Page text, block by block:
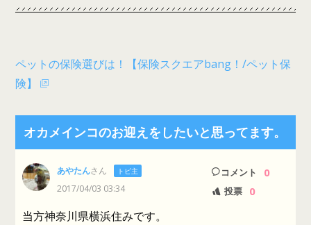
ペットの保険選びは！【保険スクエアbang！/ペット保
険】
オカメインコのお迎えをしたいと思ってます。
あやたんさん トピ主
2017/04/03 03:34
コメント 0
投票 0
当方神奈川県横浜住みです。